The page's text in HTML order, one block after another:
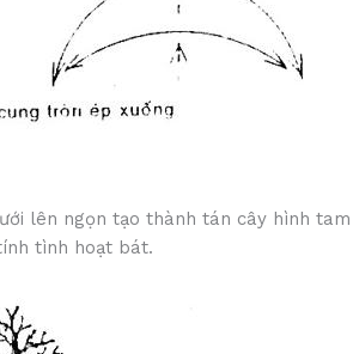
lên ngọn tạo thành tán cây hình tam
tình hoạt bát.